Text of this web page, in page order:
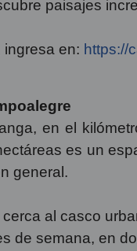
paisajes
ingresa en: https://
en el
es un
general.
al casco
de semana, en